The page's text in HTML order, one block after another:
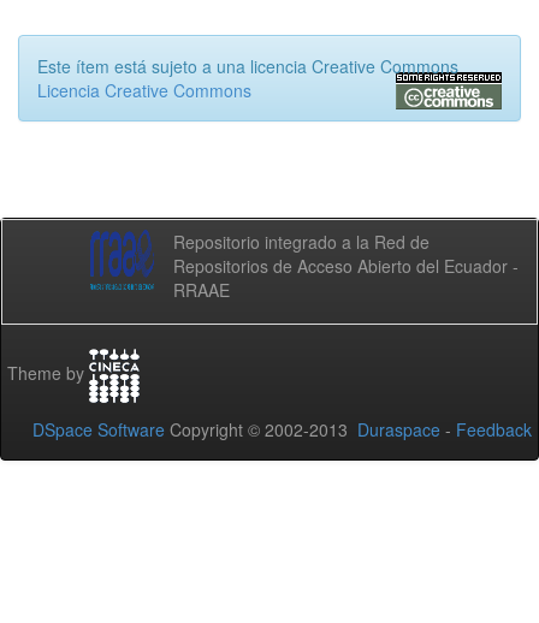
Este ítem está sujeto a una licencia Creative Commons
Licencia Creative Commons
Repositorio integrado a la Red de
Repositorios de Acceso Abierto del Ecuador -
RRAAE
Theme by
DSpace Software Copyright © 2002-2013 Duraspace - Feedback